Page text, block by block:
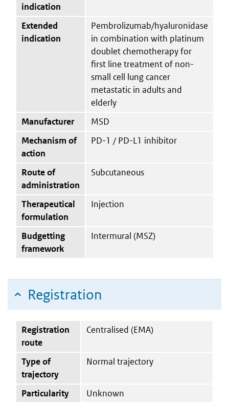
indication
Extended
indication
Pembrolizumab/hyaluronidase
in combination with platinum
doublet chemotherapy for
first line treatment of non-
small cell lung cancer
metastatic in adults and
elderly
Manufacturer
MSD
Mechanism of
action
PD-1 / PD-L1 inhibitor
Route of
administration
Subcutaneous
Therapeutical
formulation
Injection
Budgetting
framework
Intermural (MSZ)
Registration
Registration
route
Centralised (EMA)
Type of
trajectory
Normal trajectory
Particularity
Unknown